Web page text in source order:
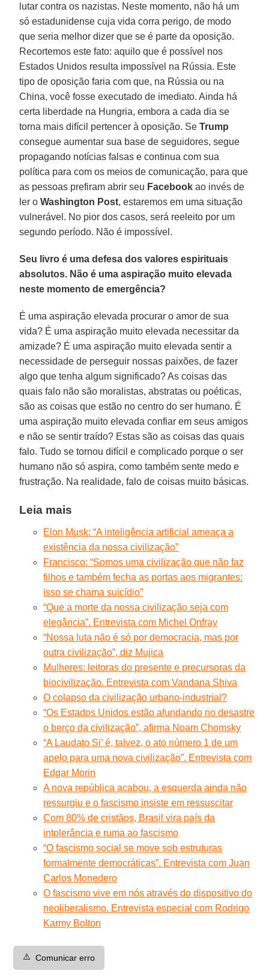
lutar contra os nazistas. Neste momento, não há um
só estadunidense cuja vida corra perigo, de modo
que seria melhor dizer que se é parte da oposição.
Recortemos este fato: aquilo que é possível nos
Estados Unidos resulta impossível na Rússia. Este
tipo de oposição faria com que, na Rússia ou na
China, você fosse executado de imediato. Ainda há
certa liberdade na Hungria, embora a cada dia se
torna mais difícil pertencer à oposição. SeTrump
consegue aumentar sua base de seguidores, segue
propagando notícias falsas e continua com sua
política para com os meios de comunicação, para que
as pessoas prefiram abrir seu Facebook ao invés de
ler oWashington Post, estaremos em uma situação
vulnerável. No pior dos casos, será reeleito por um
segundo período. Não é impossível.
Seu livro é uma defesa dos valores espirituais
absolutos. Não é uma aspiração muito elevada
neste momento de emergência?
É uma aspiração elevada procurar o amor de sua
vida? É uma aspiração muito elevada necessitar da
amizade? É uma aspiração muito elevada sentir a
necessidade de perseguir nossas paixões, de fazer
algo que tenha algum significado? As coisas das
quais falo não são moralistas, abstratas ou poéticas,
são as coisas que estão no centro do ser humano. É
uma aspiração muito elevada confiar em seus amigos
e não se sentir traído? Estas são as coisas das quais
falo. Tudo se tornou difícil e complicado porque o ser
humano não só aspira, como também sente medo e
frustração. Na realidade, falo de coisas muito básicas.
Leia mais
Elon Musk: “A inteligência artificial ameaça a
existência da nossa civilização”
Francisco: “Somos uma civilização que não faz
filhos e também fecha as portas aos migrantes:
isso se chama suicídio”
“Que a morte da nossa civilização seja com
elegância”. Entrevista com Michel Onfray
“Nossa luta não é só por democracia, mas por
outra civilização”, diz Mujica
Mulheres: leitoras do presente e precursoras da
biocivilização. Entrevista com Vandana Shiva
O colapso da civilização urbano-industrial?
“Os Estados Unidos estão afundando no desastre
o berço da civilização”, afirma Noam Chomsky
“A Laudato Si’ é, talvez, o ato número 1 de um
apelo para uma nova civilização”. Entrevista com
Edgar Morin
A nova república acabou, a esquerda ainda não
ressurgiu e o fascismo insiste em ressuscitar
Com 80% de cristãos, Brasil vira país da
intolerância e ruma ao fascismo
“O fascismo social se move sob estruturas
formalmente democráticas”. Entrevista com Juan
Carlos Monedero
O fascismo vive em nós através do dispositivo do
neoliberalismo. Entrevista especial com Rodrigo
Karmy Bolton
⚠️ Comunicar erro